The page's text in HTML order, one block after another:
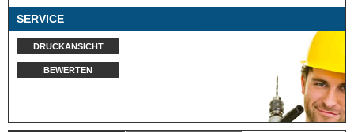
SERVICE
DRUCKANSICHT
BEWERTEN